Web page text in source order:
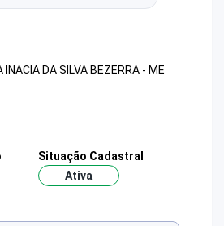
DA SILVA BEZERRA - ME
Situação Cadastral
Ativa